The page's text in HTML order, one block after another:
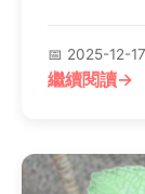
📅 2025-12-17
繼續閱讀